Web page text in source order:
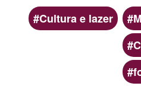
Âmbito
Cultura e lazer